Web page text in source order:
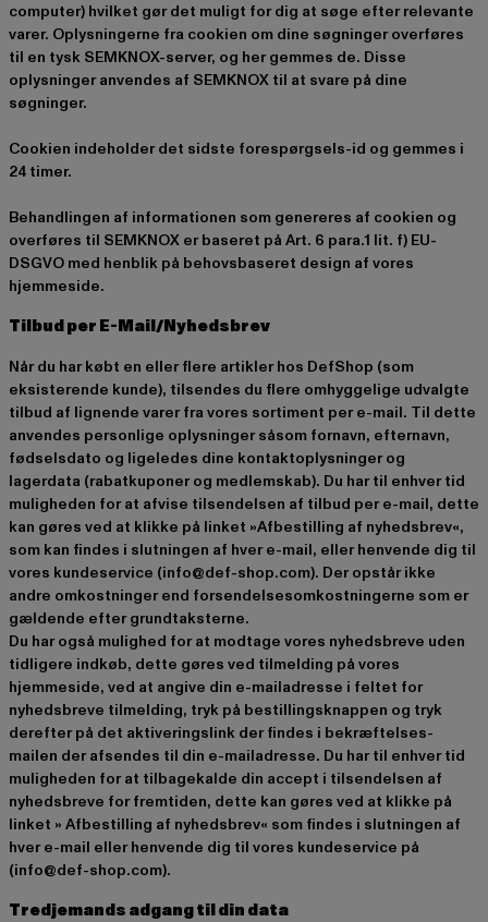
computer) hvilket gør det muligt for dig at søge efter relevante
varer. Oplysningerne fra cookien om dine søgninger overføres
til en tysk SEMKNOX-server, og her gemmes de. Disse
oplysninger anvendes af SEMKNOX til at svare på dine
søgninger.
Cookien indeholder det sidste forespørgsels-id og gemmes i
24 timer.
Behandlingen af informationen som genereres af cookien og
overføres til SEMKNOX er baseret på Art. 6 para.1 lit. f) EU-
DSGVO med henblik på behovsbaseret design af vores
hjemmeside.
Tilbud per E-Mail/Nyhedsbrev
Når du har købt en eller flere artikler hos DefShop (som
eksisterende kunde), tilsendes du flere omhyggelige udvalgte
tilbud af lignende varer fra vores sortiment per e-mail. Til dette
anvendes personlige oplysninger såsom fornavn, efternavn,
fødselsdato og ligeledes dine kontaktoplysninger og
lagerdata (rabatkuponer og medlemskab). Du har til enhver tid
muligheden for at afvise tilsendelsen af tilbud per e-mail, dette
kan gøres ved at klikke på linket »Afbestilling af nyhedsbrev«,
som kan findes i slutningen af hver e-mail, eller henvende dig til
vores kundeservice (info@def-shop.com). Der opstår ikke
andre omkostninger end forsendelsesomkostningerne som er
gældende efter grundtaksterne.
Du har også mulighed for at modtage vores nyhedsbreve uden
tidligere indkøb, dette gøres ved tilmelding på vores
hjemmeside, ved at angive din e-mailadresse i feltet for
nyhedsbreve tilmelding, tryk på bestillingsknappen og tryk
derefter på det aktiveringslink der findes i bekræftelses-
mailen der afsendes til din e-mailadresse. Du har til enhver tid
muligheden for at tilbagekalde din accept i tilsendelsen af
nyhedsbreve for fremtiden, dette kan gøres ved at klikke på
linket » Afbestilling af nyhedsbrev« som findes i slutningen af
hver e-mail eller henvende dig til vores kundeservice på
(info@def-shop.com).
Tredjemands adgang til din data